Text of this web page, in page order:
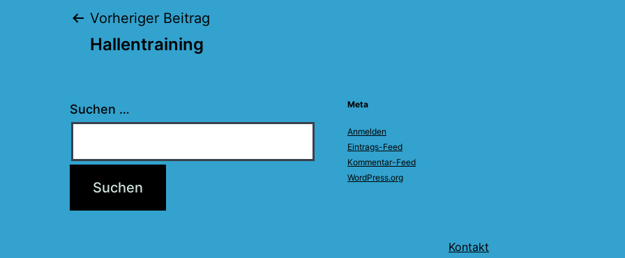
Beitragsnavigation
Vorheriger Beitrag
Hallentraining
Suchen … Meta
Anmelden
Eintrags-Feed
Kommentar-Feed
WordPress.org
Kontakt